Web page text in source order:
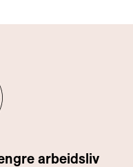
arbeidsliv